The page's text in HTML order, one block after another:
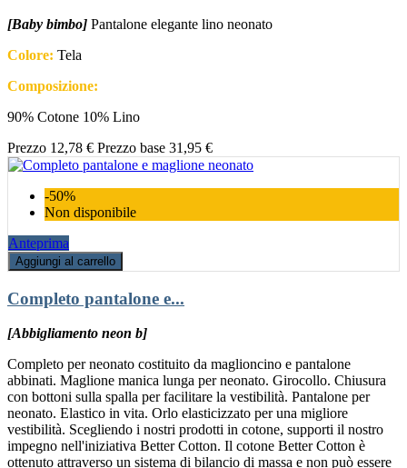
[Baby bimbo] Pantalone elegante lino neonato
Colore: Tela
Composizione:
90% Cotone 10% Lino
Prezzo 12,78 € Prezzo base 31,95 €
-50%
Non disponibile
Anteprima
Aggiungi al carrello
Completo pantalone e...
[Abbigliamento neon b]
Completo per neonato costituito da maglioncino e pantalone
abbinati. Maglione manica lunga per neonato. Girocollo. Chiusura
con bottoni sulla spalla per facilitare la vestibilità. Pantalone per
neonato. Elastico in vita. Orlo elasticizzato per una migliore
vestibilità. Scegliendo i nostri prodotti in cotone, supporti il nostro
impegno nell'iniziativa Better Cotton. Il cotone Better Cotton è
ottenuto attraverso un sistema di bilancio di massa e non può essere